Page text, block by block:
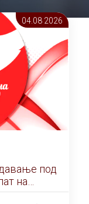
04.08 2026
под
на